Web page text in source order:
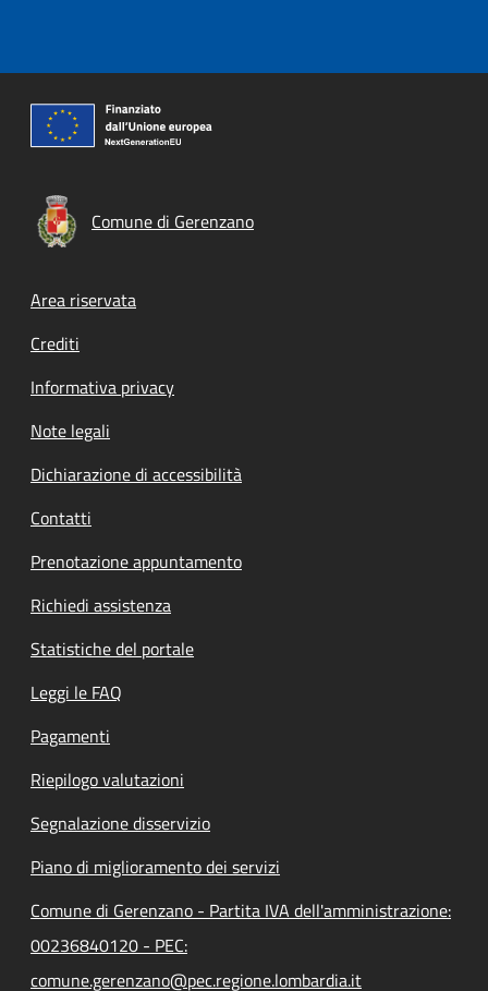
Comune di Gerenzano
Footer menu
Area riservata
Crediti
Informativa privacy
Note legali
Dichiarazione di accessibilità
Contatti
Prenotazione appuntamento
Richiedi assistenza
Statistiche del portale
Leggi le FAQ
Pagamenti
Riepilogo valutazioni
Segnalazione disservizio
Piano di miglioramento dei servizi
Comune di Gerenzano - Partita IVA dell'amministrazione:
00236840120 - PEC:
comune.gerenzano@pec.regione.lombardia.it